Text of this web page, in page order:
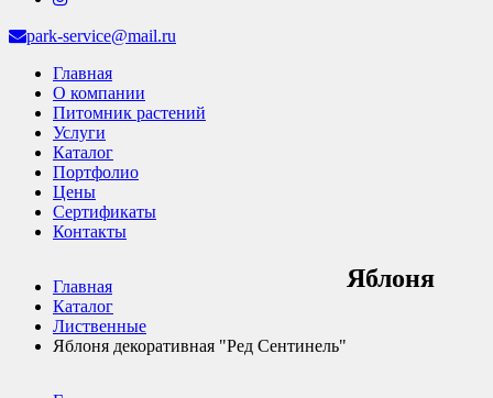
park-service@mail.ru
Главная
О компании
Питомник растений
Услуги
Каталог
Портфолио
Цены
Сертификаты
Контакты
Главная
Каталог
Лиственные
Яблоня декоративная "Ред Сентинель"
Яблоня